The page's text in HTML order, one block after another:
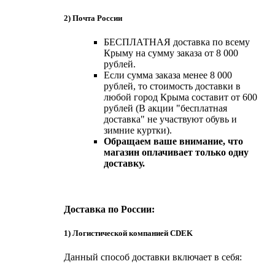
2) Почта России
БЕСПЛАТНАЯ доставка по всему
Крыму на сумму заказа от 8 000
рублей.
Если сумма заказа менее 8 000
рублей, то стоимость доставки в
любой город Крыма составит от 600
рублей (В акции "бесплатная
доставка" не участвуют обувь и
зимние куртки).
Обращаем ваше внимание, что
магазин оплачивает только одну
доставку.
Доставка по России:
1) Логистической компанией CDEK
Данный способ доставки включает в себя: